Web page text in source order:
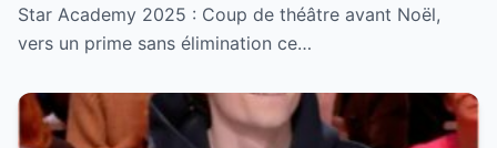
Star Academy 2025 : Coup de théâtre avant Noël,
vers un prime sans élimination ce…